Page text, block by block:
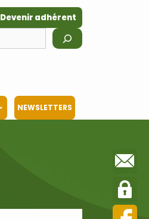
Devenir adhérent
NEWSLETTERS